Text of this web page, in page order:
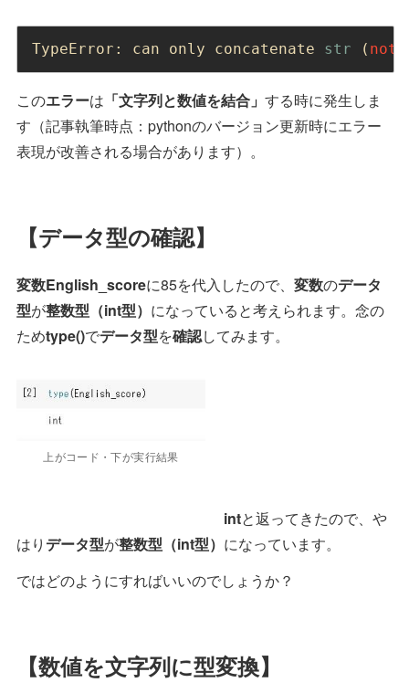
TypeError: can only concatenate str ( not
このエラーは 「文字列と数値を結合」 する時に発生しま
す（記事執筆時点：pythonのバージョン更新時にエラー
表現が改善される場合があります）。
【データ型の確認】
変数English_scoreに85を代入したので、 変数のデータ
型が整数型（int型） になっていると考えられます。念の
ためtype()でデータ型を確認してみます。
上がコード・下が実行結果
intと返ってきたので、や
はり データ型が整数型（int型） になっています。
ではどのようにすればいいのでしょうか？
【数値を文字列に型変換】